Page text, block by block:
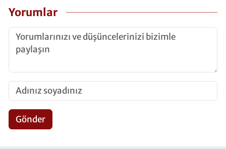
Yorumlar
Gönder